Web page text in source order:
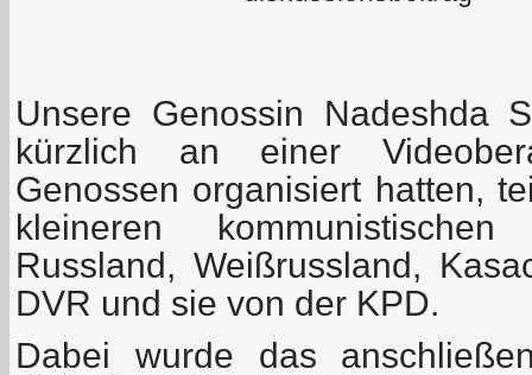
Unsere Genossin Nadeshda
kürzlich an einer
Genossen organisiert hatten,
kleineren
Russland, Weißrussland,
DVR und sie von der KPD.
Dabei wurde das